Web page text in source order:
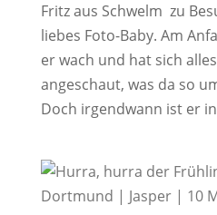
Fritz aus Schwelm zu
liebes Foto-Baby. Am
er wach und hat sich
angeschaut, was da so
Doch irgendwann ist er